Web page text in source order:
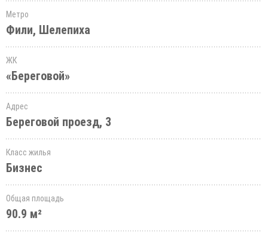
Метро
Фили, Шелепиха
ЖК
«Береговой»
Адрес
Береговой проезд, 3
Класс жилья
Бизнес
Общая площадь
90.9 м²